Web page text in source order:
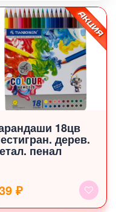
18цв
дерев.
пенал
₽